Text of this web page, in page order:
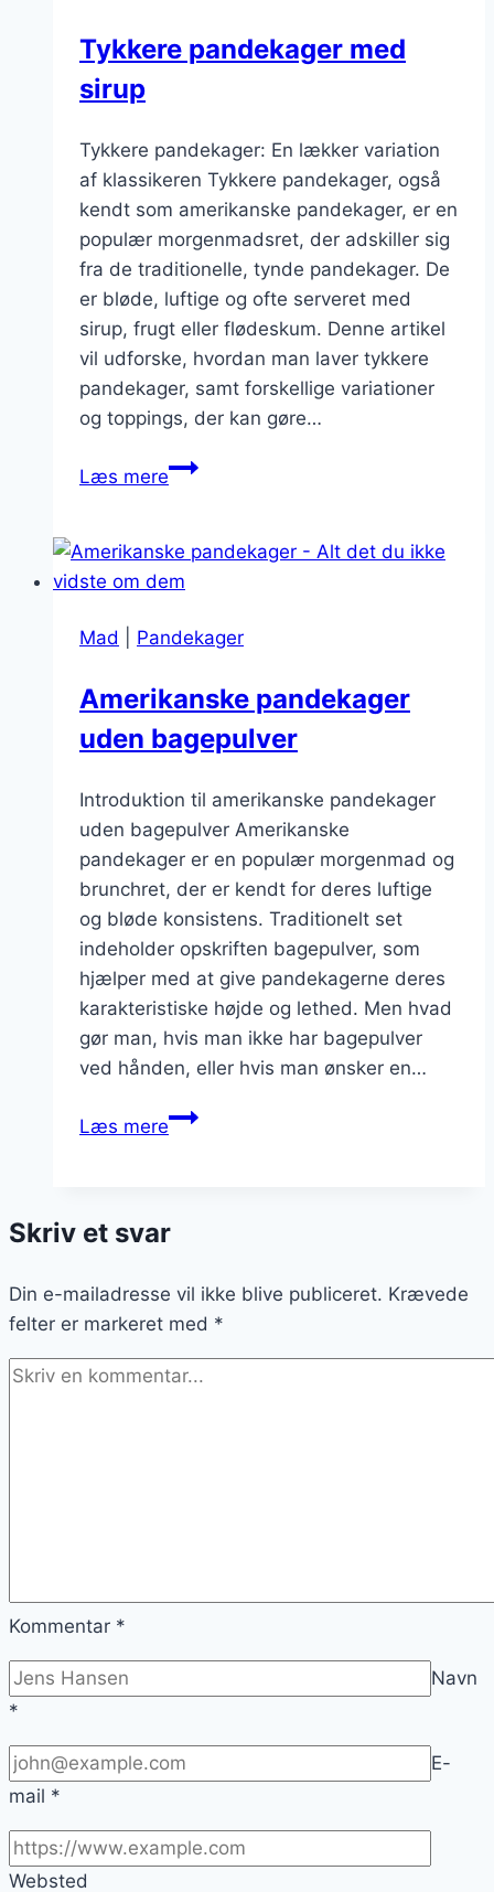
Tykkere pandekager med
sirup
Tykkere pandekager: En lækker variation
af klassikeren Tykkere pandekager, også
kendt som amerikanske pandekager, er en
populær morgenmadsret, der adskiller sig
fra de traditionelle, tynde pandekager. De
er bløde, luftige og ofte serveret med
sirup, frugt eller flødeskum. Denne artikel
vil udforske, hvordan man laver tykkere
pandekager, samt forskellige variationer
og toppings, der kan gøre…
Læs mereTykkere
sirup
Mad Pandekager
Amerikanske pandekager
uden bagepulver
Introduktion til amerikanske pandekager
uden bagepulver Amerikanske
pandekager er en populær morgenmad og
brunchret, der er kendt for deres luftige
og bløde konsistens. Traditionelt set
indeholder opskriften bagepulver, som
hjælper med at give pandekagerne deres
karakteristiske højde og lethed. Men hvad
gør man, hvis man ikke har bagepulver
ved hånden, eller hvis man ønsker en…
Læs mereAmerikanske
Skriv et svar
Din e-mailadresse vil ikke blive publiceret. Krævede
felter er markeret med *
Kommentar *
Navn
*
E-
mail *
Websted